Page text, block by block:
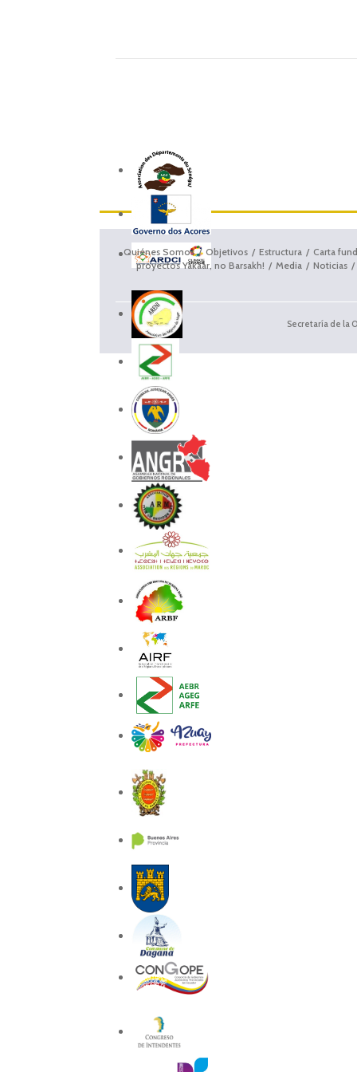
Quiénes Somos Objetivos Estructura Carta
proyectos Yakaar, no Barsakh!
Media Noticias
Secretaría de la